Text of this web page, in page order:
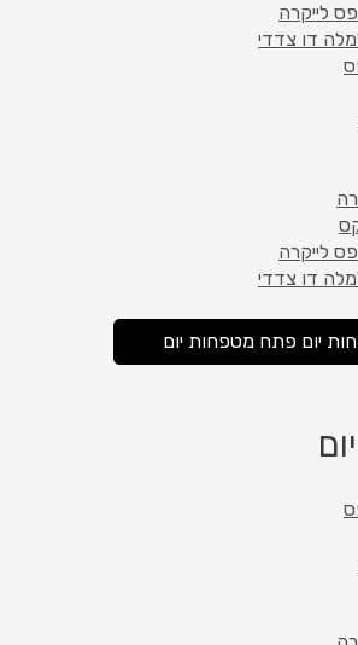
לייקרה
דו צדדי
לייקרה
דו צדדי
יום פתח מטפחות יום